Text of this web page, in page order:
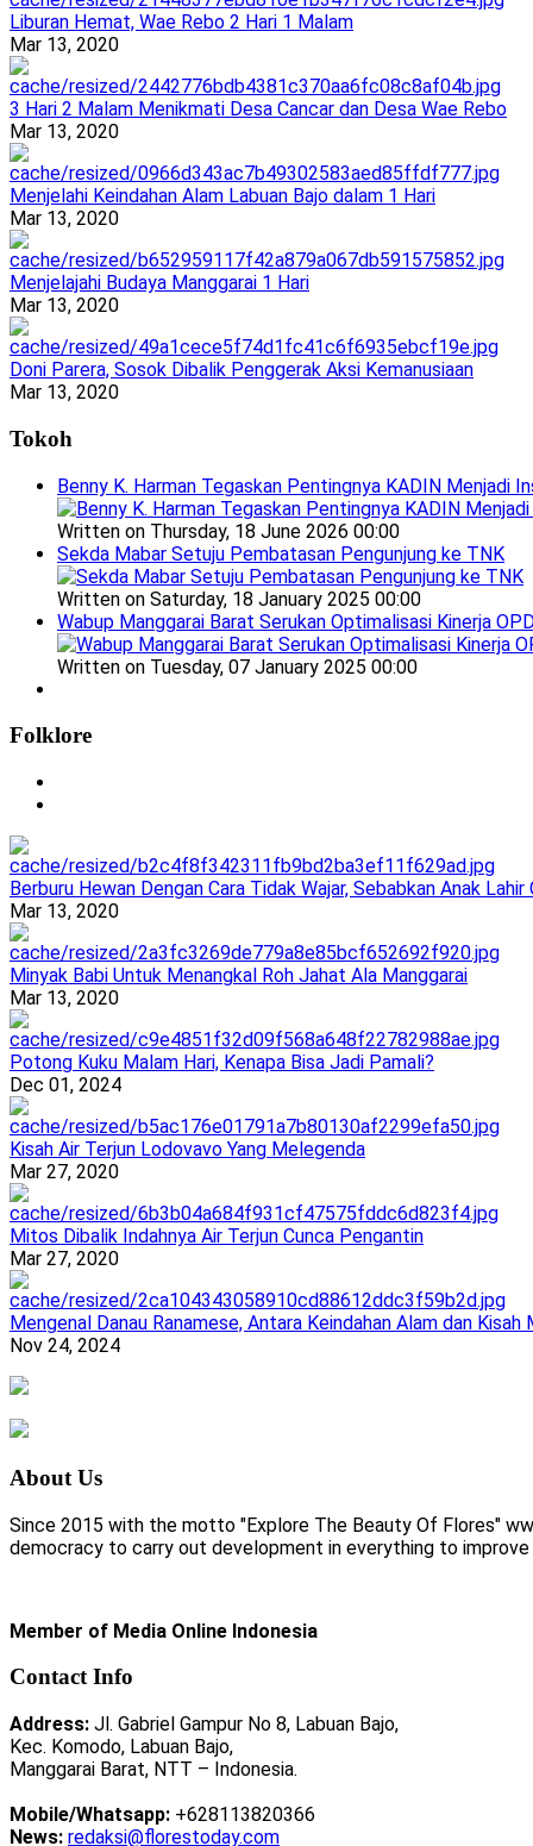
Liburan Hemat, Wae Rebo 2 Hari 1 Malam
Mar 13, 2020
3 Hari 2 Malam Menikmati Desa Cancar dan Desa Wae Rebo
Mar 13, 2020
Menjelahi Keindahan Alam Labuan Bajo dalam 1 Hari
Mar 13, 2020
Menjelajahi Budaya Manggarai 1 Hari
Mar 13, 2020
Doni Parera, Sosok Dibalik Penggerak Aksi Kemanusiaan
Mar 13, 2020
Tokoh
Benny K. Harman Tegaskan Pentingnya KADIN Menjadi
Written on Thursday, 18 June 2026 00:00
Sekda Mabar Setuju Pembatasan Pengunjung ke TNK
Written on Saturday, 18 January 2025 00:00
Wabup Manggarai Barat Serukan Optimalisasi Kinerja
Written on Tuesday, 07 January 2025 00:00
Folklore
Berburu Hewan Dengan Cara Tidak Wajar, Sebabkan Anak Lahir
Mar 13, 2020
Minyak Babi Untuk Menangkal Roh Jahat Ala Manggarai
Mar 13, 2020
Potong Kuku Malam Hari, Kenapa Bisa Jadi Pamali?
Dec 01, 2024
Kisah Air Terjun Lodovavo Yang Melegenda
Mar 27, 2020
Mitos Dibalik Indahnya Air Terjun Cunca Pengantin
Mar 27, 2020
Mengenal Danau Ranamese, Antara Keindahan Alam dan Kisah
Nov 24, 2024
About Us
Since 2015 with the motto "Explore The Beauty Of Flores"
democracy to carry out development in everything to
Member of Media Online Indonesia
Contact Info
Address: Jl. Gabriel Gampur No 8, Labuan Bajo,
Kec. Komodo, Labuan Bajo,
Manggarai Barat, NTT – Indonesia.
Mobile/Whatsapp: +628113820366
News: redaksi@florestoday.com